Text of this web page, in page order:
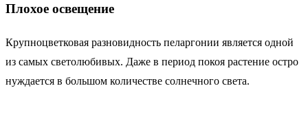
Плохое освещение
Крупноцветковая разновидность пеларгонии является одной
из самых светолюбивых. Даже в период покоя растение остро
нуждается в большом количестве солнечного света.